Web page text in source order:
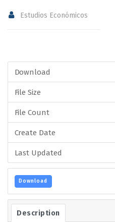
Estudios Económicos
Download
File Size
File Count
Create Date
Last Updated
Download
Description